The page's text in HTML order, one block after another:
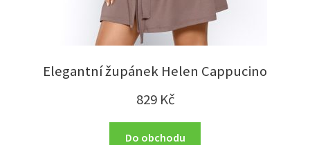
Elegantní župánek Helen Cappucino
829 Kč
Do obchodu